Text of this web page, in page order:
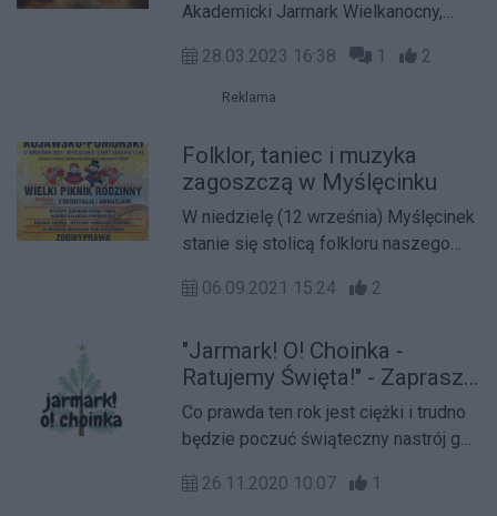
Akademicki Jarmark Wielkanocny,
roku na fordońskim kampusie.
28.03.2023 16:38 1 2
Reklama
Folklor, taniec i muzyka
zagoszczą w Myślęcinku
W niedzielę (12 września) Myślęcinek
stanie się stolicą folkloru naszego
Kujawsko-Pomorskiego. Nie
rarytasów i rękodzieła.
06.09.2021 15:24 2
"Jarmark! O! Choinka -
Ratujemy Święta!" - Zaprasza
Muzeum Mydła i Historii
Brudu
Co prawda ten rok jest ciężki i trudno
będzie poczuć świąteczny nastrój gdy
składamy broni! Jako Muzeum Mydła
26.11.2020 10:07 1